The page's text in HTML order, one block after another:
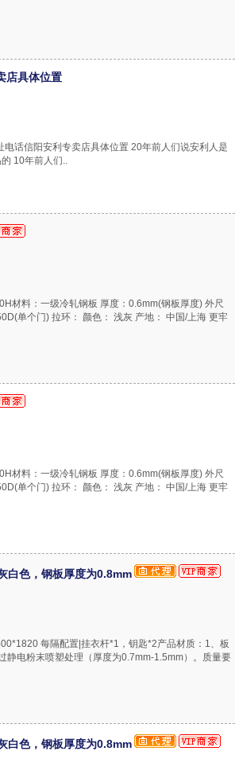
店具体位置
话信阳安利专卖店具体位置 20年前人们说安利人是
10年前人们..
材料：一级冷轧钢板 厚度：0.6mm(钢板厚度) 外尺
单个门) 拉环： 颜色： 浅灰 产地： 中国/上海 更牢
材料：一级冷轧钢板 厚度：0.6mm(钢板厚度) 外尺
单个门) 拉环： 颜色： 浅灰 产地： 中国/上海 更牢
白色，钢板厚度为0.8mm
每隔配置|挂衣杆*1，钥匙*2产品材质：1、板
静电粉末喷塑处理（厚度为0.7mm-1.5mm）。质量要
白色，钢板厚度为0.8mm